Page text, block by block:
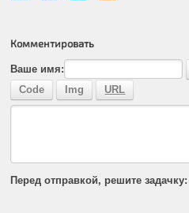
Комментировать
Ваше имя:
Перед отправкой, решите задачку: